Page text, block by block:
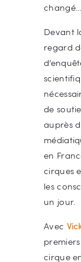
changé…
Devant
regard
de
auprès
en
cirques
les
un jour.
Avec
cirque